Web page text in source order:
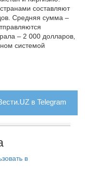
составляют
Средняя сумма –
– 2 000 долларов,
системой
в Telegram
в